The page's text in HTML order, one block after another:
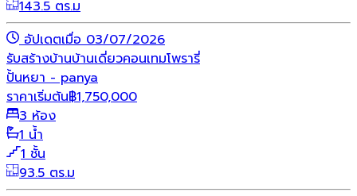
143.5 ตร.ม
อัปเดตเมื่อ 03/07/2026
รับสร้างบ้านบ้านเดี่ยวคอนเทมโพรารี่
ปั้นหยา - panya
ราคาเริ่มต้น฿1,750,000
3 ห้อง
1 น้ำ
1 ชั้น
93.5 ตร.ม